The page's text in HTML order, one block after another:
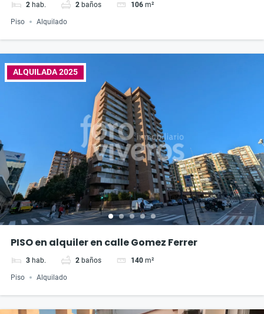
2 hab. 2 baños 106 m²
Piso Alquilado
ALQUILADA 2025
PISO en alquiler en calle Gomez Ferrer
3 hab. 2 baños 140 m²
Piso Alquilado